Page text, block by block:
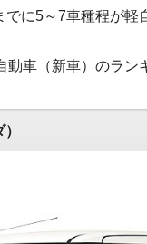
に5～7車種程が軽
車（新車）のラン